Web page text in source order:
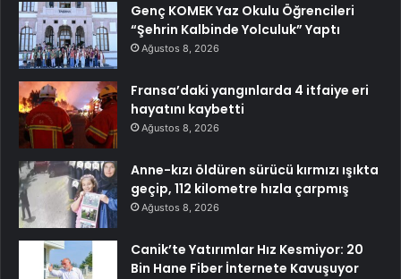
Genç KOMEK Yaz Okulu Öğrencileri
“Şehrin Kalbinde Yolculuk” Yaptı
Ağustos 8, 2026
Fransa’daki yangınlarda 4 itfaiye eri
hayatını kaybetti
Ağustos 8, 2026
Anne-kızı öldüren sürücü kırmızı ışıkta
geçip, 112 kilometre hızla çarpmış
Ağustos 8, 2026
Canik’te Yatırımlar Hız Kesmiyor: 20
Bin Hane Fiber İnternete Kavuşuyor